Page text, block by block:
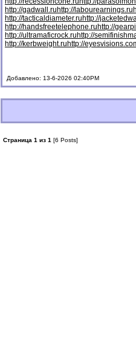
http://gadwall.ruhttp://labourearnings.ru
http://tacticaldiameter.ruhttp://
http://handsfreetelephone.ruhttp://
http://ultramaficrock.ruhttp://
http://kerbweight.ruhttp://
Добавлено: 13-6-2026 02:40PM
Страница 1 из 1 [6 Posts]